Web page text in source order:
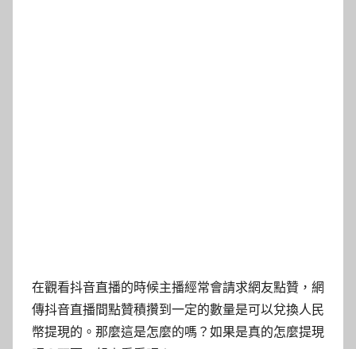
在觀看抖音直播的時候主播經常會請求網友點贊，網
傳抖音直播間點贊積攢到一定的數量是可以兌換人民
幣提現的。那麼這是怎麼的嗎？如果是真的怎麼提現